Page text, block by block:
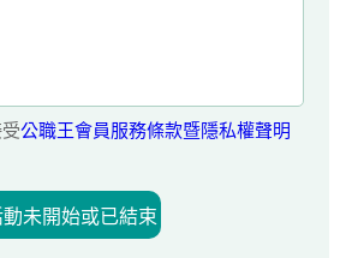
公職王會員服務條款暨隱私權聲明
動未開始或已結束